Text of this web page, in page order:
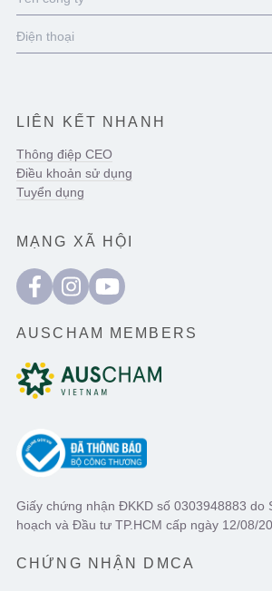
LIÊN KẾT NHANH
Thông điệp CEO
Điều khoản sử dụng
Tuyển dụng
MẠNG XÃ HỘI
AUSCHAM MEMBERS
Giấy chứng nhận ĐKKD số 0303948883 do
hoạch và Đầu tư TP.HCM cấp ngày 12/08/
CHỨNG NHẬN DMCA